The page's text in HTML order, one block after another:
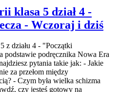
klasa 5 dział 4 -
- Wczoraj i dziś
z działu 4 - "Początki
podstawie podręcznika Nowa Era
pytania takie jak: - Jakie
za przełom między
- Czym była wielka schizma
czy jesteś gotowy na